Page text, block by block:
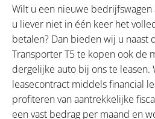
Wilt u een nieuwe bedrijfswagen
u liever niet in één keer het
betalen? Dan bieden wij u naast
Transporter T5 te kopen ook de
dergelijke auto bij ons te leasen.
leasecontract middels financial
profiteren van aantrekkelijke
een vast bedrag per maand en